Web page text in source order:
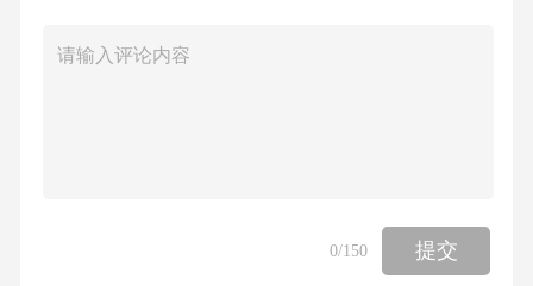
息有助于了解患者的基本情况和可能的生活方
异，需要针对性的护理措施。性别差异影响性
别可能影响患者对疼痛的感受度和表达方式。
0/150 提交